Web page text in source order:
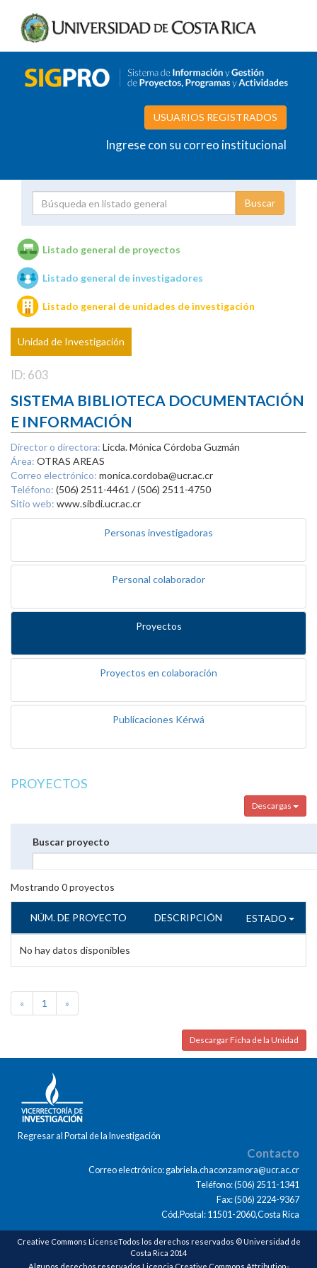
USUARIOS REGISTRADOS
Ingrese con su correo institucional
Unidades de investigación
Listado general de proyectos
Listado general de investigadores
Listado general de unidades de investigación
Unidad de Investigación
ID: 603
SISTEMA BIBLIOTECA DOCUMENTACIÓN
E INFORMACIÓN
Director o directora: Licda. Mónica Córdoba Guzmán
Área: OTRAS AREAS
Correo electrónico: monica.cordoba@ucr.ac.cr
Teléfono: (506) 2511-4461 / (506) 2511-4750
Sitio web: www.sibdi.ucr.ac.cr
Personas investigadoras
Personal colaborador
Proyectos
Proyectos en colaboración
Publicaciones Kérwá
PROYECTOS
Descargas
Buscar proyecto
Mostrando 0proyectos
NÚM. DE PROYECTO DESCRIPCIÓN ESTADO
No hay datos disponibles
« 1 »
Descargar Ficha de la Unidad
Regresar al Portal de la Investigación
Contacto
Correo electrónico: gabriela.chaconzamora@ucr.ac.cr
Teléfono: (506) 2511-1341
Fax: (506) 2224-9367
Cód.Postal: 11501-2060,Costa Rica
Creative Commons LicenseTodos los derechos reservados © Universidad de
Costa Rica 2014